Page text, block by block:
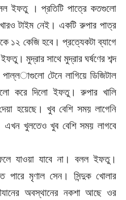
ইফতু । প্রতিটি পাত্রে কতগুলো
টাইম নেই। একটি রুপার পাত্র
১২ কেজি হবে। প্রত্যেকটা ব্যাগে
মুদ্রার সাথে মুদ্রার ঘর্ষণের শব্দ
টেনে লাগিয়ে ডিজিটাল
করে দিলো ইফতু। রুপার খালি
হয়েছে। খুব বেশি সময় লাগেনি
খুলতেও খুব বেশি সময় লাগবে
যাওয়া যাবে না। বলল ইফতু।
মৃণাল সেন। সিন্দুক খোলার
অবস্থানের নকশা আছে ওর